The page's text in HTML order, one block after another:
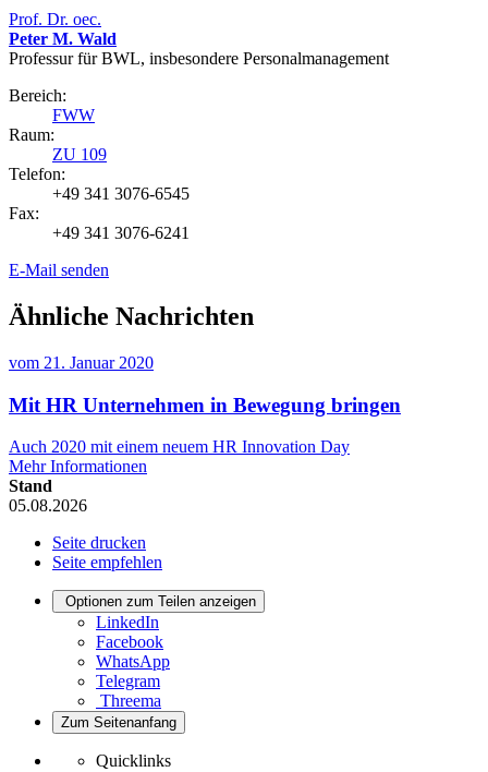
Prof. Dr. oec.
Peter M. Wald
Professur für BWL, insbesondere Personalmanagement
Bereich:
FWW
Raum:
ZU 109
Telefon:
+49 341 3076-6545
Fax:
+49 341 3076-6241
E-Mail senden
Ähnliche Nachrichten
vom 21. Januar 2020
Mit HR Unternehmen in Bewegung bringen
Auch 2020 mit einem neuem HR Innovation Day
Mehr Informationen
Stand
05.08.2026
Seite drucken
Seite empfehlen
Optionen zum Teilen anzeigen
LinkedIn
Facebook
WhatsApp
Telegram
Threema
Zum Seitenanfang
Quicklinks